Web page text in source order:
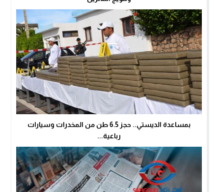
بمساعدة الديستي.. حجز 6.5 طن من المخدرات وسيارات
رباعية...